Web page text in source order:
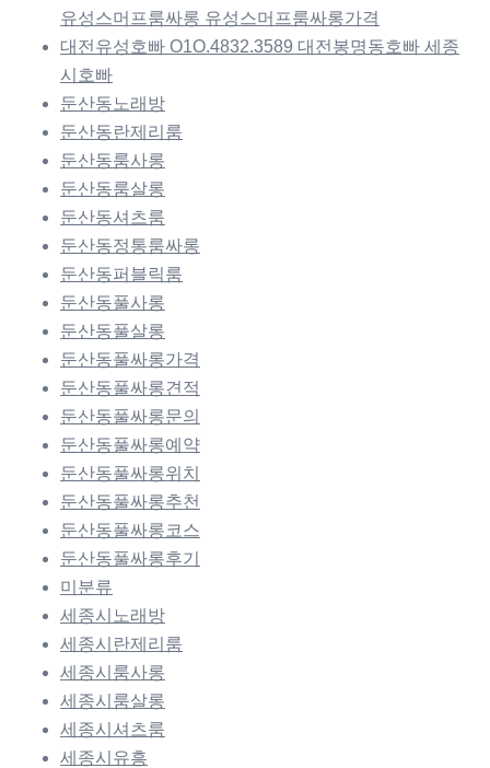
유성스머프룸싸롱 유성스머프룸싸롱가격
대전유성호빠 O1O.4832.3589 대전봉명동호빠 세종
시호빠
둔산동노래방
둔산동란제리룸
둔산동룸사롱
둔산동룸살롱
둔산동셔츠룸
둔산동정통룸싸롱
둔산동퍼블릭룸
둔산동풀사롱
둔산동풀살롱
둔산동풀싸롱가격
둔산동풀싸롱견적
둔산동풀싸롱문의
둔산동풀싸롱예약
둔산동풀싸롱위치
둔산동풀싸롱추천
둔산동풀싸롱코스
둔산동풀싸롱후기
미분류
세종시노래방
세종시란제리룸
세종시룸사롱
세종시룸살롱
세종시셔츠룸
세종시유흥